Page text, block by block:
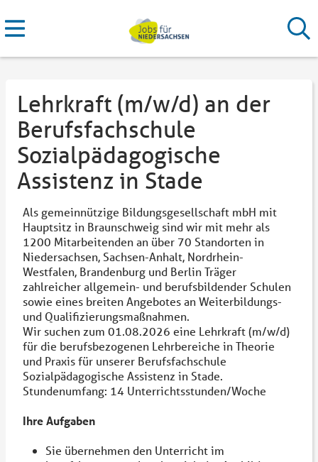
Lehrkraft (m/w/d) an der
Berufsfachschule
Sozialpädagogische
Assistenz in Stade
Als gemeinnützige Bildungsgesellschaft mbH mit
Hauptsitz in Braunschweig sind wir mit mehr als
1200 Mitarbeitenden an über 70 Standorten in
Niedersachsen, Sachsen-Anhalt, Nordrhein-
Westfalen, Brandenburg und Berlin Träger
zahlreicher allgemein- und berufsbildender Schulen
sowie eines breiten Angebotes an Weiterbildungs-
und Qualifizierungsmaßnahmen.
Wir suchen zum 01.08.2026 eine Lehrkraft (m/w/d)
für die berufsbezogenen Lehrbereiche in Theorie
und Praxis für unserer Berufsfachschule
Sozialpädagogische Assistenz in Stade.
Stundenumfang: 14 Unterrichtsstunden/Woche
Ihre Aufgaben
Sie übernehmen den Unterricht im